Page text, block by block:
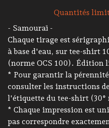
Quantités
- Samouraï -
Chaque tirage est
à base d'eau, sur tee-shirt
(norme OCS 100). Édition
* Pour garantir la
consulter les instructions
l'étiquette du tee-shirt
* Chaque impression est
pas correspondre